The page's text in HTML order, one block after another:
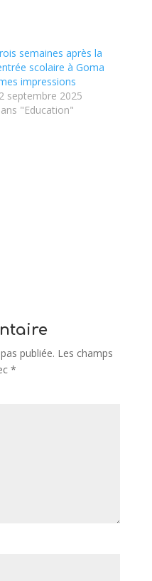
semaines après la
scolaire à Goma
impressions
septembre 2025
"Education"
publiée. Les champs
*